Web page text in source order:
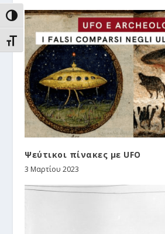
ΕΝΑΛΛΑΓΉ ΥΨΗΛΉΣ ΑΝΤΊΘΕΣΗΣ
ΕΝΑΛΛΑΓΉ ΜΕΓΈΘΟΥΣ ΓΡΑΜΜΆΤΩΝ
Ψεύτικοι πίνακες με UFO
3 Μαρτίου 2023